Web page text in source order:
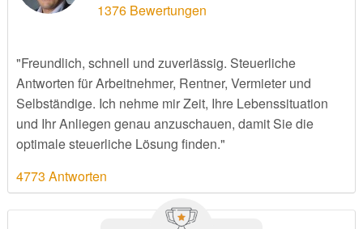
1376Bewertungen
"Freundlich, schnell und zuverlässig. Steuerliche
Antworten für Arbeitnehmer, Rentner, Vermieter und
Selbständige. Ich nehme mir Zeit, Ihre Lebenssituation
und Ihr Anliegen genau anzuschauen, damit Sie die
optimale steuerliche Lösung finden."
4773 Antworten